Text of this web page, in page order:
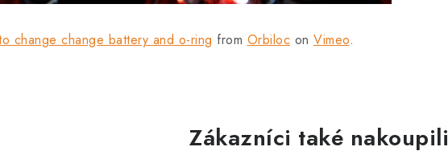
change change battery and o-ring from Orbiloc on Vimeo.
Zákazníci také nakoupili